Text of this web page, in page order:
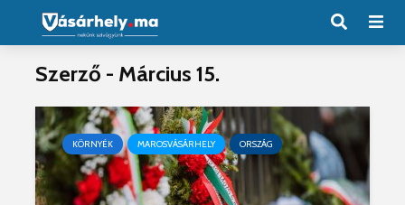
Szerző - Március 15.
KÖRNYÉK MAROSVÁSÁRHELY ORSZÁG